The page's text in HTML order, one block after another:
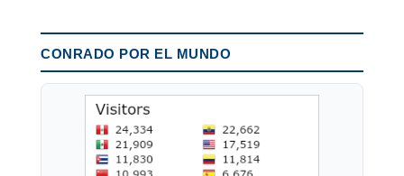
CONRADO POR EL MUNDO